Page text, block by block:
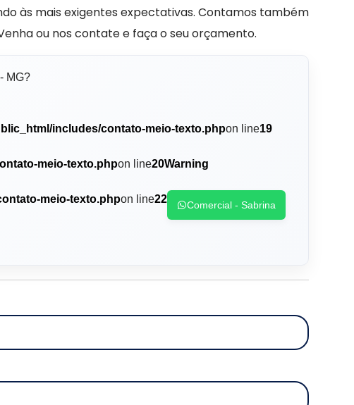
às mais exigentes expectativas. Contamos também
ou nos contate e faça o seu orçamento.
MG?
includes/contato-meio-texto.phpon line19
meio-texto.phpon line20Warning
meio-texto.phpon line22 Comercial - Sabrina